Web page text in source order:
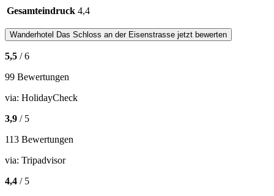
Gesamteindruck 4,4
Wanderhotel Das Schloss an der Eisenstrasse jetzt bewerten
5,5 / 6
99 Bewertungen
via: HolidayCheck
3,9 / 5
113 Bewertungen
via: Tripadvisor
4,4 / 5